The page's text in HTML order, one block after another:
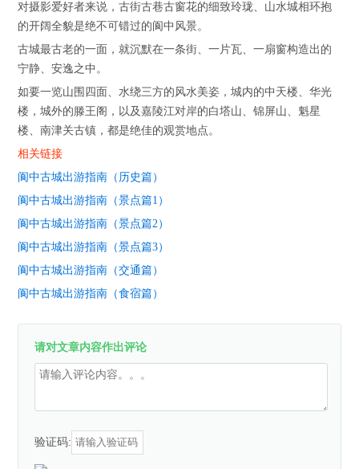
对摄影爱好者来说，古街古巷古窗花的细致玲珑、山水城相环抱
的开阔全貌是绝不可错过的阆中风景。
古城最古老的一面，就沉默在一条街、一片瓦、一扇窗构造出的
宁静、安逸之中。
如要一览山围四面、水绕三方的风水美姿，城内的中天楼、华光
楼，城外的滕王阁，以及嘉陵江对岸的白塔山、锦屏山、魁星
楼、南津关古镇，都是绝佳的观赏地点。
相关链接
阆中古城出游指南（历史篇）
阆中古城出游指南（景点篇1）
阆中古城出游指南（景点篇2）
阆中古城出游指南（景点篇3）
阆中古城出游指南（交通篇）
阆中古城出游指南（食宿篇）
请对文章内容作出评论
验证码: